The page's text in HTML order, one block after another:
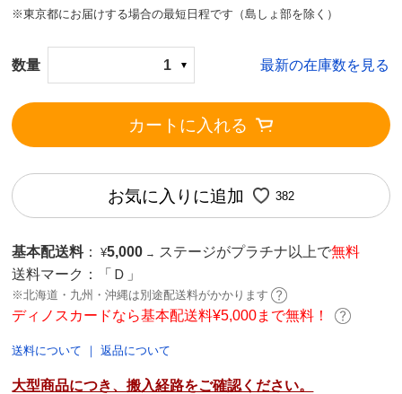
※東京都にお届けする場合の最短日程です（島しょ部を除く）
数量 1 最新の在庫数を見る
カートに入れる
お気に入りに追加 382
基本配送料 ： ¥5,000 → ステージがプラチナ以上で無料
送料マーク：
「Ｄ」
※北海道・九州・沖縄は別途配送料がかかります
ディノスカードなら基本配送料¥5,000まで無料！
送料について ｜返品について
大型商品につき、搬入経路をご確認ください。